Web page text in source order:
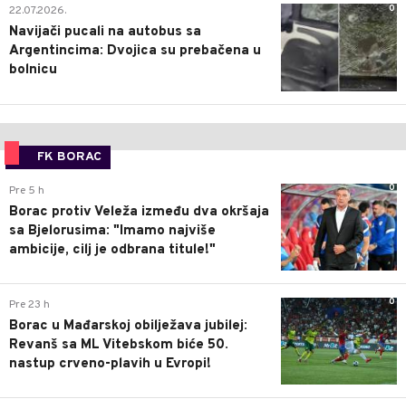
0
22.07.2026.
Navijači pucali na autobus sa
Argentincima: Dvojica su prebačena u
bolnicu
FK BORAC
0
Pre 5 h
Borac protiv Veleža između dva okršaja
sa Bjelorusima: "Imamo najviše
ambicije, cilj je odbrana titule!"
0
Pre 23 h
Borac u Mađarskoj obilježava jubilej:
Revanš sa ML Vitebskom biće 50.
nastup crveno-plavih u Evropi!